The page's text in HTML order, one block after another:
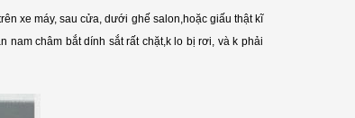
xe máy, sau cửa, dưới ghế salon,hoặc giấu thật kĩ
nam châm bắt dính sắt rất chặt,k lo bị rơi, và k phải